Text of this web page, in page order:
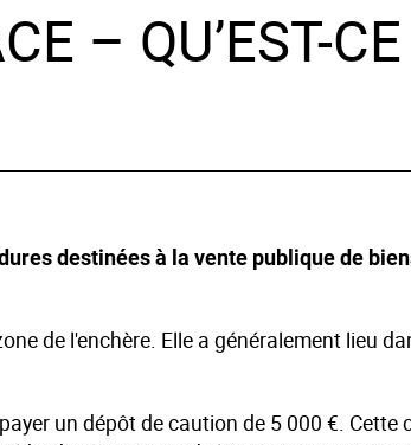
– QU’EST-
destinées à la vente publique de
de l'enchère. Elle a généralement lieu
un dépôt de caution de 5 000 €. Cette